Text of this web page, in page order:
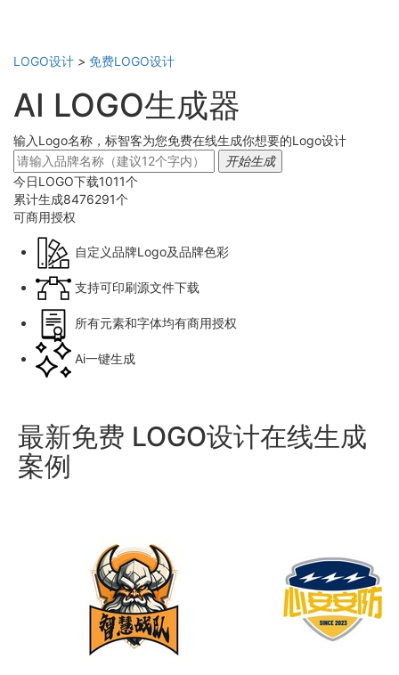
LOGO设计 > 免费LOGO设计
AI LOGO生成器
输入Logo名称，标智客为您免费在线生成你想要的Logo设计
开始生成
今日LOGO下载1011个
累计生成8476291个
可商用授权
自定义品牌Logo及品牌色彩
支持可印刷源文件下载
所有元素和字体均有商用授权
Ai一键生成
最新免费 LOGO设计在线生成
案例